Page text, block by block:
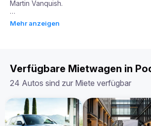
Martin Vanquish.
mit zeitloser Eleganz. Angetrieben von
Im Innenraum erwartet dich eine
edlem Leder, modernster Technologie und
Verarbeitung – eine perfekte Kombination
Raffinesse.
Ob für eine Fahrt durch die Stadt oder
der Aston Martin Vanquish bietet
Mehr anzeigen
Verfügbare Mietwagen in
24 Autos sind zur Miete verfügbar